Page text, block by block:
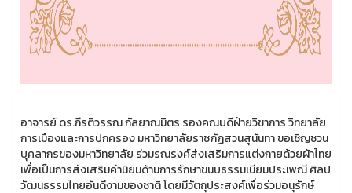
อาจารย์ ดร.กีรติวรรณ กัลยาณมิตร รองคณบดีฝ่ายวิชาการ วิทยาลัย
การเมืองและการปกครอง มหาวิทยาลัยราชภัฏสวนสุนันทา ขอเชิญชวน
บุคลากรของมหาวิทยาลัย ร่วมรณรงค์ส่งเสริมการแต่งกายด้วยผ้าไทย
เพื่อเป็นการส่งเสริมค่านิยมด้านการรักษาขนบธรรมเนียมประเพณี ศิลป
วัฒนธรรมไทยอันดีงามของชาติ โดยมีวัตถุประสงค์เพื่อร่วมอนุรักษ์